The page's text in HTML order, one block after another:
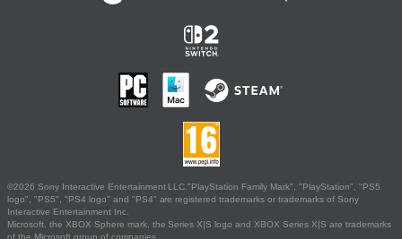
©2026 Sony Interactive Entertainment LLC."PlayStation Family Mark", "PlayStation", "PS5
logo", "PS5", "PS4 logo" and "PS4" are registered trademarks or trademarks of Sony
Interactive Entertainment Inc.
Microsoft, the XBOX Sphere mark, the Series X|S logo and XBOX Series X|S are trademarks
of the Microsoft group of companies.